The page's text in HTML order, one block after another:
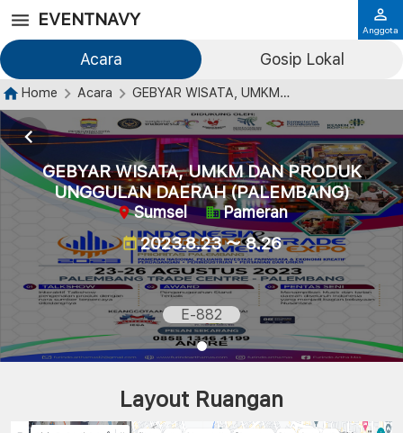
EVENTNAVY
Acara Gosip Lokal
Anggota
Home Acara GEBYAR WISATA, UMKM DAN PRODUK UNGGULAN DAERAH (PALEMBANG)
GEBYAR WISATA, UMKM DAN PRODUK
UNGGULAN DAERAH (PALEMBANG)
Sumsel Pameran
2023.8.23 ～ 8.26
E-882
Layout Ruangan